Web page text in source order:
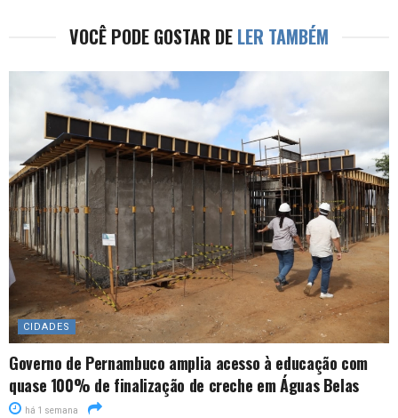
VOCÊ PODE GOSTAR DE LER TAMBÉM
CIDADES
Governo de Pernambuco amplia acesso à educação com
quase 100% de finalização de creche em Águas Belas
há 1 semana